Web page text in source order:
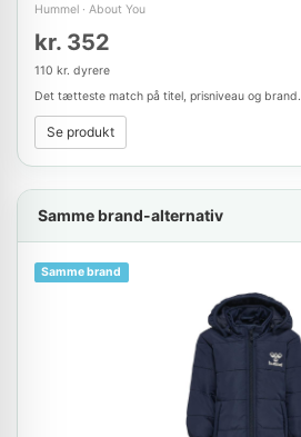
Hummel · About You
kr. 352
110 kr. dyrere
Det tætteste match på titel, prisniveau og brand.
Se produkt
Samme brand-alternativ
Samme brand